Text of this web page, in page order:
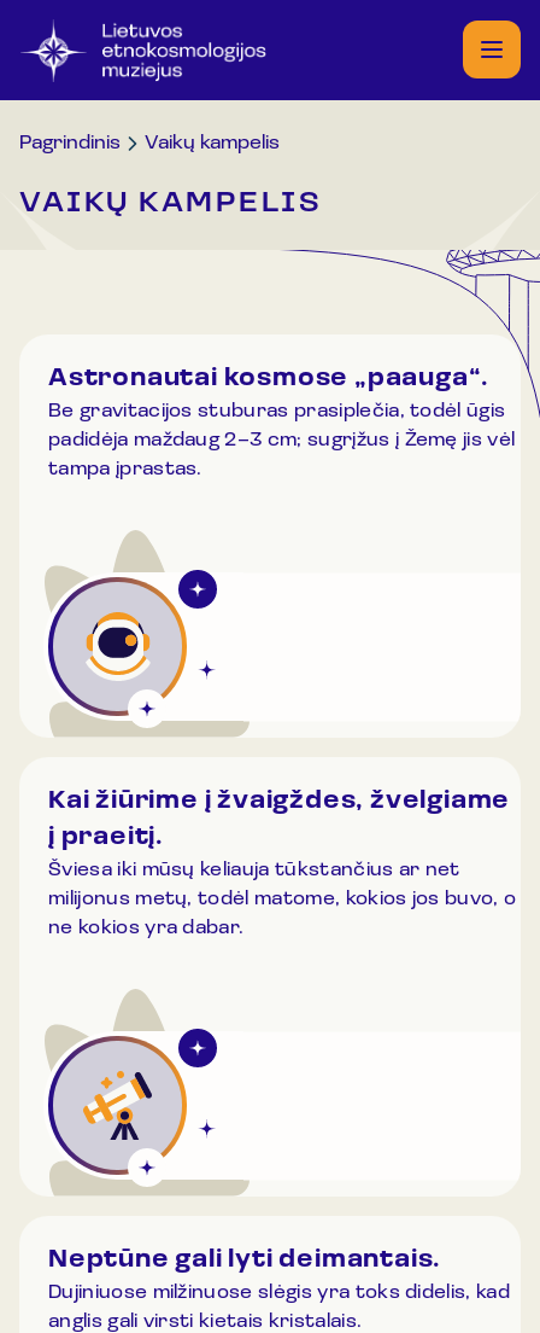
Pagrindinis Vaikų kampelis
VAIKŲ KAMPELIS
Astronautai kosmose „paauga“.
Be gravitacijos stuburas prasiplečia, todėl ūgis
padidėja maždaug 2–3 cm; sugrįžus į Žemę jis vėl
tampa įprastas.
Kai žiūrime į žvaigždes, žvelgiame
į praeitį.
Šviesa iki mūsų keliauja tūkstančius ar net
milijonus metų, todėl matome, kokios jos buvo, o
ne kokios yra dabar.
Neptūne gali lyti deimantais.
Dujiniuose milžinuose slėgis yra toks didelis, kad
anglis gali virsti kietais kristalais.